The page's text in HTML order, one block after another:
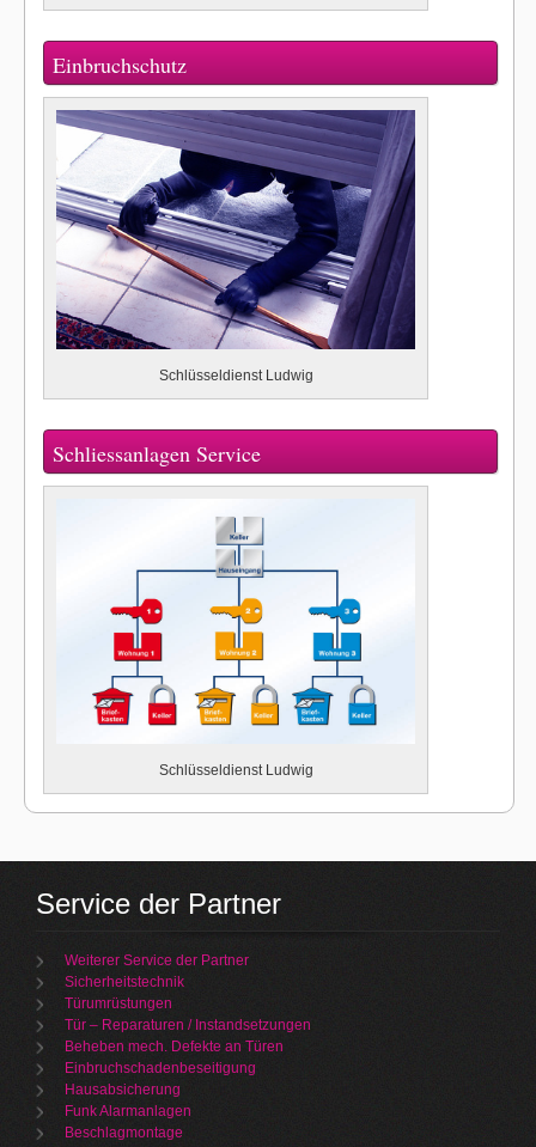
Einbruchschutz
Schlüsseldienst Ludwig
Schliessanlagen Service
Schlüsseldienst Ludwig
Service der Partner
Weiterer Service der Partner
Sicherheitstechnik
Türumrüstungen
Tür – Reparaturen / Instandsetzungen
Beheben mech. Defekte an Türen
Einbruchschadenbeseitigung
Hausabsicherung
Funk Alarmanlagen
Beschlagmontage